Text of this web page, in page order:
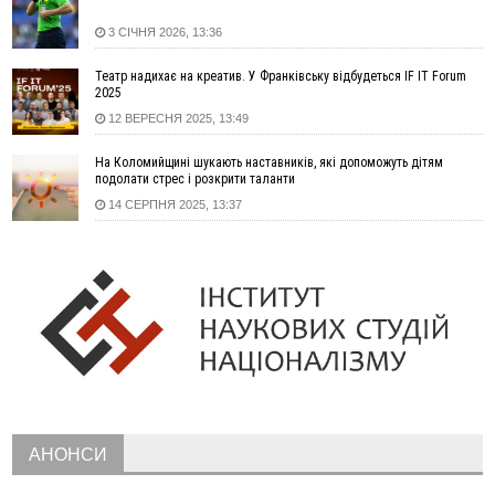
українців та про зміни після 23 серпня
12:31
ВІДЕО
"Едельвейси" щемливо привітали рідну Коломию з
Днем міста
11:55
Вчора у Франківську, Коломиї, Долині та Яремче
зафіксували рекордну спеку
призначив штраф і 30 тисяч компенсації
11:17
У басейні Дністра встановилася гідрологічна посуха - рівні
води наблизилися до найнижчих показників
ФОП із Житомира після купівлі права вимоги за 120
тисяч позивається до Франківська на понад 20 млн грн
08:52
У горах біля Осмолоди за допомогою БПЛА розшукали
двох жінок, які заблукали під час збирання ягід
19:52
У Франківську вперше прооперували немовля без
відкритої операції
3 СІЧНЯ 2026, 13:36
Театр надихає на креатив. У Франківську відбудеться IF IT Forum
2025
12 ВЕРЕСНЯ 2025, 13:49
На Коломийщині шукають наставників, які допоможуть дітям
подолати стрес і розкрити таланти
14 СЕРПНЯ 2025, 13:37
АНОНСИ